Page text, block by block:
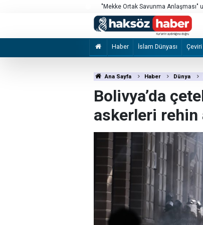
"Mekke Ortak Savunma Anlaşması"
Haber İslam Dünyası Çeviri
Ana Sayfa Haber Dünya
Bolivya’da
askerleri rehin